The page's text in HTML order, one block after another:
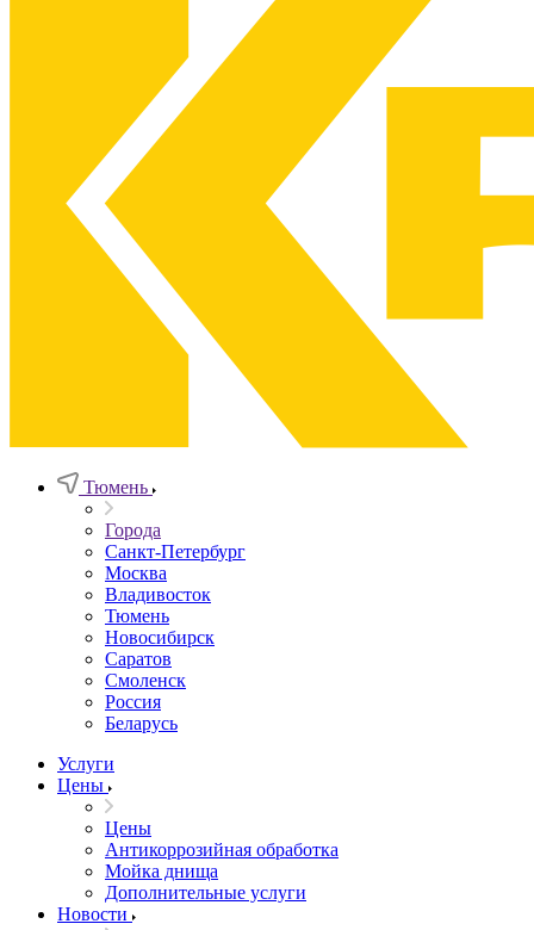
Тюмень
Города
Санкт-Петербург
Москва
Владивосток
Тюмень
Новосибирск
Саратов
Смоленск
Россия
Беларусь
Услуги
Цены
Цены
Антикоррозийная обработка
Мойка днища
Дополнительные услуги
Новости